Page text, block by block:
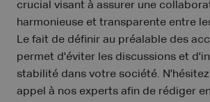
crucial visant à assurer une
harmonieuse et transparente entre
Le fait de définir au préalable des
permet d'éviter les discussions et
stabilité dans votre société.
appel à nos experts afin de rédiger